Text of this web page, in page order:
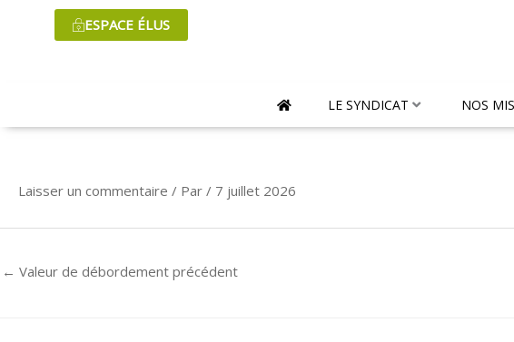
ESPACE ÉLUS
LE SYNDICAT NOS
Laisser un commentaire / Par / 7 juillet 2026
← Valeur de débordement précédent